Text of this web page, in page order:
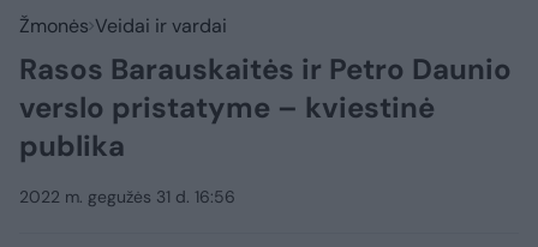
Žmonės Veidai ir vardai
Rasos Barauskaitės ir Petro Daunio
verslo pristatyme – kviestinė
publika
2022 m. gegužės 31 d. 16:56